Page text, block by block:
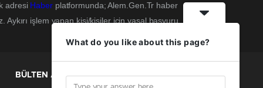
adresi Haberplatformunda; Alem.Gen.Tr haber
Aykırı işlem yapan kişi/kişiler için yasal başvuru
BÜLTEN ABONELİĞİ
What do you like about this page?